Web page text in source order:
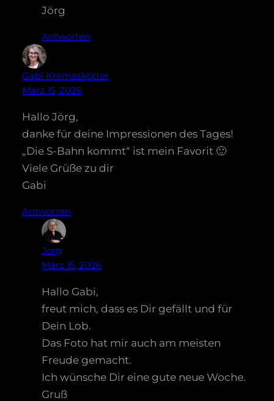
Jörg
Antworten
Gabi Kremeskötter
März 15, 2026
Hallo Jörg,
danke für deine Impressionen des Tages!
„Die S-Bahn kommt“ ist mein Favorit 🙂
Viele Grüße zu dir
Gabi
Antworten
Jörg
März 15, 2026
Hallo Gabi,
freut mich, dass es Dir gefällt und für
Dein Lob.
Das Foto hat mir auch am meisten
Freude gemacht.
Ich wünsche Dir eine gute neue Woche.
Gruß